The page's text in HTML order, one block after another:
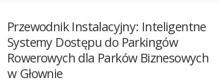
KONTAKT
Przewodnik Instalacyjny: Inteligentne
Systemy Dostępu do Parkingów
Rowerowych dla Parków Biznesowych
w Głownie